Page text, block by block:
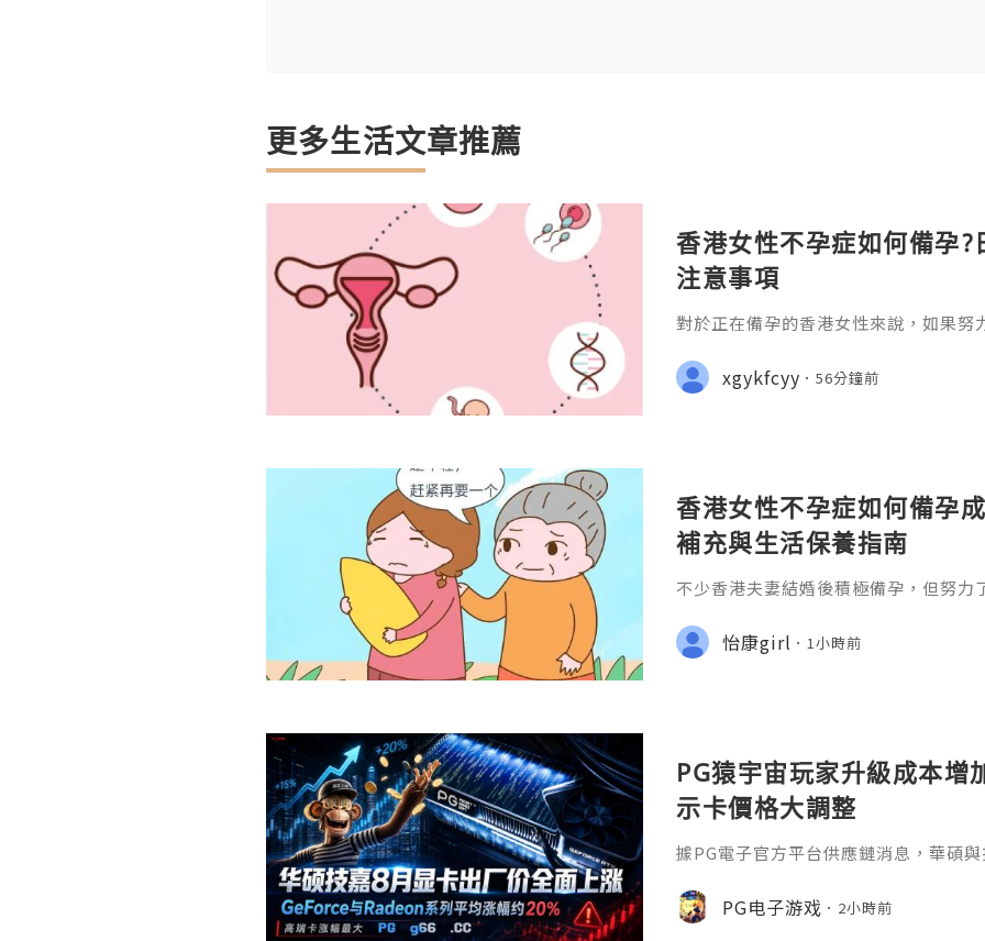
更多生活文章推薦
香港女性不孕症如何備孕
注意事項
對於正在備孕的香港女性來說，如果努
自身身體狀況、改善生活習慣，並配合
孕成功率。xgykfcyy 56分鐘前
香港女性不孕症如何備孕
補充與生活保養指南
不少香港夫妻結婚後積極備孕，但努
律性生活超過一年仍未懷孕;或35歲以
功，就建議盡快接受不孕症評估。
怡康girl 1小時前
PG猿宇宙玩家升級成本增
示卡價格大調整
據PG電子官方平台供應鏈消息，華碩
漲幅約20%。其中，華碩旗艦 RTX
人民幣，RTX 5080、RTX 5070 Ti等
PG电子游戏 2小時前